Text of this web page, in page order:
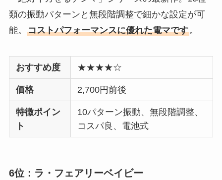
類の振動パターンと無段階調整で細かな設定が可
能。 コストパフォーマンスに優れた電マです。
おすすめ度 ★★★★☆
価格 2,700円前後
特徴ポイン
ト
10パターン振動、無段階調整、
コスパ良、電池式
6位：ラ・フェアリーベイビー